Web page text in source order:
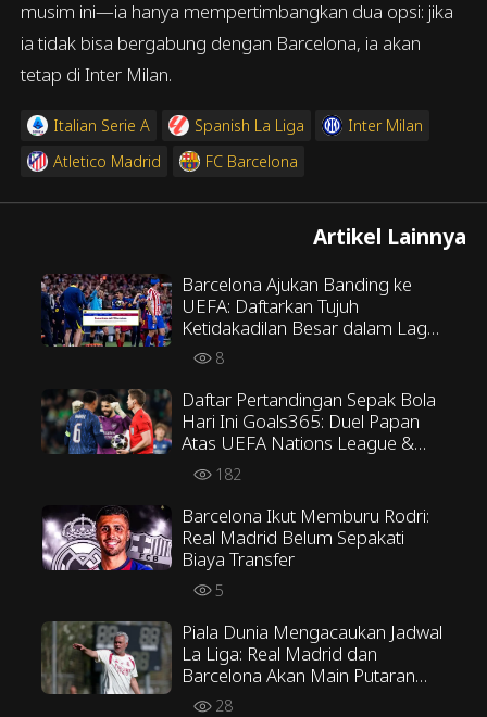
musim ini—ia hanya mempertimbangkan dua opsi: jika
ia tidak bisa bergabung dengan Barcelona, ia akan
tetap di Inter Milan.
Italian Serie A Spanish La Liga
Inter Milan
Atletico Madrid
FC Barcelona
Artikel Lainnya
Barcelona Ajukan Banding ke
UEFA: Daftarkan Tujuh
Ketidakadilan Besar dalam Laga
Dua Leg Melawan Atletico
Madrid
8
Daftar Pertandingan Sepak Bola
Hari Ini Goals365: Duel Papan
Atas UEFA Nations League &
EPL 182
Barcelona Ikut Memburu Rodri:
Real Madrid Belum Sepakati
Biaya Transfer
5
Piala Dunia Mengacaukan Jadwal
La Liga: Real Madrid dan
Barcelona Akan Main Putaran
Kedua Terlebih Dahulu
28